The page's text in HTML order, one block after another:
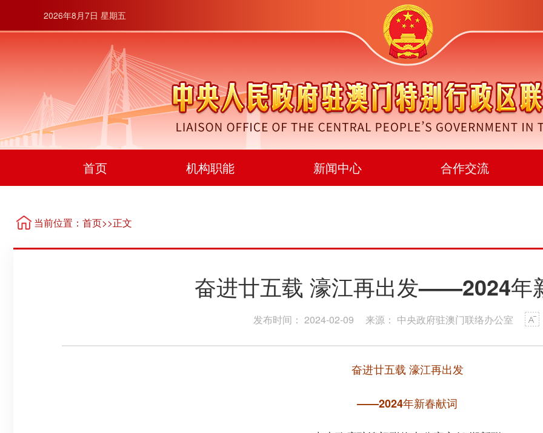
2026年8月7日 星期五
首页 机构职能 新闻中心 合作交流
当前位置： 首页>>正文
奋进廿五载 濠江再出发——2024年
发布时间： 2024-02-09 来源： 中央政府驻澳门联络办公室
奋进廿五载 濠江再出发
——2024年新春献词